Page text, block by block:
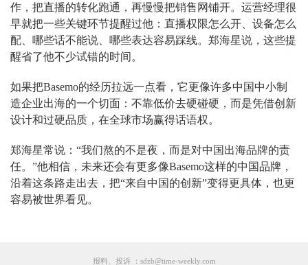
作，把直播的转化跑通，再慢慢把销售网铺开。运营经理很
早就把一些关键环节提醒过他：直播权限怎么开、设备怎么
配、哪些话不能说、哪些表达容易踩线。郑海星说，这些提
醒省了他不少试错的时间。
如果把Basemo的经历拉远一点看，它更像许多中国中小制
造企业出海的一个切面：不靠低价去硬碰硬，而是凭借创新
设计和过硬品质，在全球市场赢得话语权。
郑海星常说：“我们熬的不是夜，而是对中国出海品牌的责
任。”他相信，未来还会有更多像Basemo这样的中国品牌，
沿着这条路走出去，把“来自中国的创新”变得更具体，也更
容易被世界看见。
报料、投诉 ：sdzb@time-weekly.com